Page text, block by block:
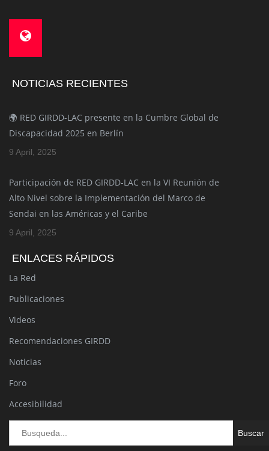
NOTICIAS RECIENTES
🌍 RED GIRDD-LAC presente en la Cumbre Global de
Discapacidad 2025 en Berlín
9 April, 2025
Participación de RED GIRDD-LAC en la VI Reunión de
Alto Nivel sobre la Implementación del Marco de
Sendai en las Américas y el Caribe
9 April, 2025
ENLACES RÁPIDOS
La Red
Publicaciones
Videos
Recomendaciones GIRDD
Noticias
Foro
Accesibilidad